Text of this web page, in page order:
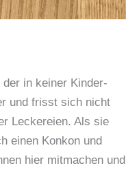
in keiner Kinder-
und frisst sich nicht
Leckereien. Als sie
einen Konkon und
hier mitmachen und